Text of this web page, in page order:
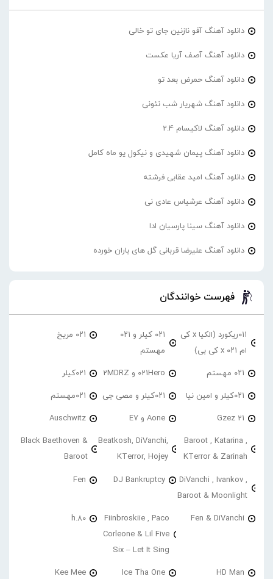
دانلود آهنگ آفو نازنین جای تو خالی
دانلود آهنگ آصف آریا عکست
دانلود آهنگ حمرض بعد تو
دانلود آهنگ شهریار شب نئونی
دانلود آهنگ لاکیسام 2.4
دانلود آهنگ پیمان شهیدی و نیکول یو ماه کامل
دانلود آهنگ امید عقابی فرشته
دانلود آهنگ عرشیاس عادی نی
دانلود آهنگ سینا پارسیان ادا
دانلود آهنگ علیرضا قربانی گل های باران خورده
فهرست خوانندگان
۰۱۱ریکورد (الکیا x کی
ام ۰۲۱ x کی بی)
۰۲۱ کیلر و ۰۲۱
مهستم
۰۲۱ مریخ
۰۲۱ مهستم 021Hero و 2MDRZ 021کیلر
۰۲۱کیلر و امین نیا ۰۲۱کیلر و مصی جی ۰۲۱مهستم
21 Gzez Aone و E7 Auschwitz
Baroot , Katarina ,
KTerror & Zarinah
Beatkosh, DiVanchi,
KTerror, Hojey
Black Baethoven &
Baroot
DiVanchi , Ivankov ,
Baroot & Moonlight
DJ Bankruptcy
Fen
Fen & DiVanchi
Fiinbroskiie , Paco
Corleone & Lil Five
Six – Let It Sing
h.80
HD Man
Ice Tha One
Kee Mee